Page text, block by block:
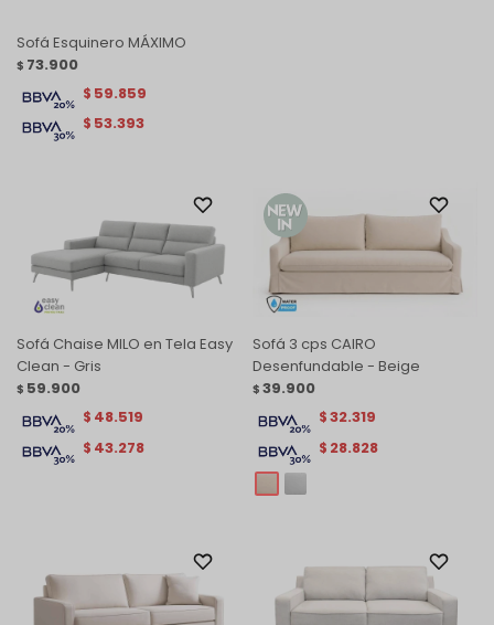
Sofá Esquinero MÁXIMO
$ 73.900
$ 53.393
$ 59.859
Sofá Chaise MILO en Tela Easy
Clean - Gris
$ 59.900
$ 43.278
$ 48.519
Sofá 3 cps CAIRO
Desenfundable - Beige
$ 39.900
$ 28.828
$32.319